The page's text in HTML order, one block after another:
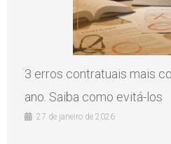
3 erros contratuais mais
ano. Saiba como evitá-los
27 de janeiro de 2026